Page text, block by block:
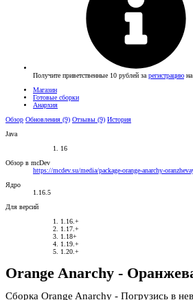
Получите приветственные 10 рублей за регистрацию
Магазин
Готовые сборки
Анархия
Обзор Обновления (9) Отзывы (9) История
Java
16
Обзор в mcDev
https://mcdev.su/media/package-orange-anarchy-
Ядро
1.16.5
Для версий
1.16.+
1.17.+
1.18+
1.19.+
1.20.+
Orange Anarchy -
Сборка Orange Anarchy - Погрузись в